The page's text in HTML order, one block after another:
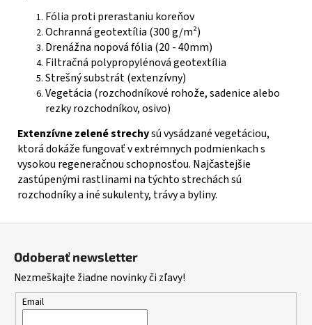
Fólia proti prerastaniu koreňov
Ochranná geotextília (300 g/m²)
Drenážna nopová fólia (20 - 40mm)
Filtračná polypropylénová geotextília
Strešný substrát (extenzívny)
Vegetácia (rozchodníkové rohože, sadenice alebo
rezky rozchodníkov, osivo)
Extenzívne zelené strechysú vysádzané vegetáciou,
ktorá dokáže fungovať v extrémnych podmienkach s
vysokou regeneračnou schopnosťou. Najčastejšie
zastúpenými rastlinami na týchto strechách sú
rozchodníky a iné sukulenty, trávy a byliny.
Odoberať newsletter
Nezmeškajte žiadne novinky či zľavy!
Email